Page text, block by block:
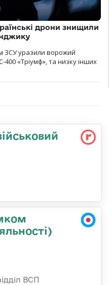
дрони знищили
ЗСУ уразили ворожий
«Тріумф», та низку інших
ВСП